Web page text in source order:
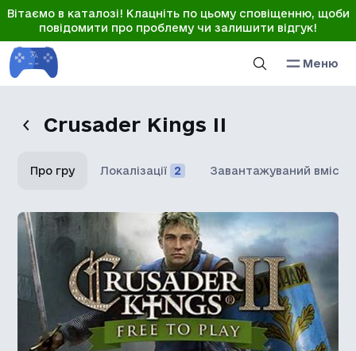
Вітаємо в каталозі! Клацніть по цьому сповіщенню, щоби
повідомити про проблему чи залишити відгук!
Меню
Crusader Kings II
Про гру Локалізації 2 Завантажуваний вміст